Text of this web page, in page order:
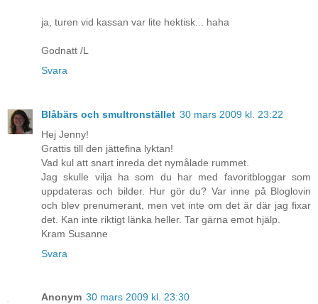
ja, turen vid kassan var lite hektisk... haha
Godnatt /L
Svara
Blåbärs och smultronstället 30 mars 2009 kl. 23:22
Hej Jenny!
Grattis till den jättefina lyktan!
Vad kul att snart inreda det nymålade rummet.
Jag skulle vilja ha som du har med favoritbloggar som
uppdateras och bilder. Hur gör du? Var inne på Bloglovin
och blev prenumerant, men vet inte om det är där jag fixar
det. Kan inte riktigt länka heller. Tar gärna emot hjälp.
Kram Susanne
Svara
Anonym 30 mars 2009 kl. 23:30